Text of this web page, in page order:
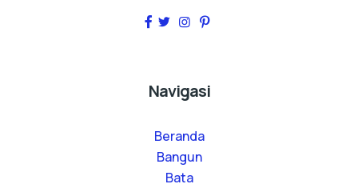
Navigasi
Beranda
Bangun
Bata